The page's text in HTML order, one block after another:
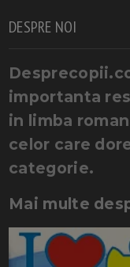
DESPRE NOI
importanta
in limba
celor care
categorie.
Mai multe